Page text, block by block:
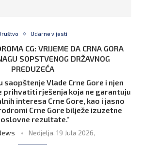
Udarne vijesti
CG: VRIJEME DA CRNA GORA
SOPSTVENOG DRŽAVNOG
PREDUZEĆA
saopštenje Vlade Crne Gore i njen
prihvatiti rješenja koja ne garantuju
interesa Crne Gore, kao i jasno
Crne Gore bilježe izuzetne
rezultate.”
Nedjelja, 19 Jula 2026,